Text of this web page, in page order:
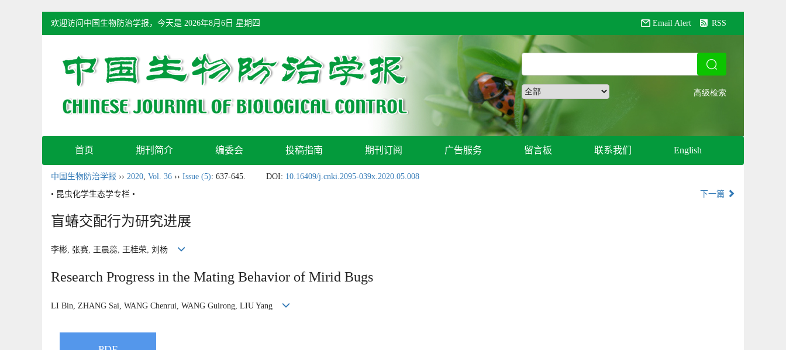
欢迎访问中国生物防治学报，今天是 2026年8月6日 星期四 Email Alert RSS
首页 期刊简介 编委会 投稿指南 期刊订阅 广告服务 留言板 联系我们 English
中国生物防治学报 ›› 2020, Vol. 36 ›› Issue (5): 637-645. DOI: 10.16409/j.cnki.2095-039x.2020.05.008
• 昆虫化学生态学专栏 •
下一篇
盲蝽交配行为研究进展
李彬, 张赛, 王晨蕊, 王桂荣, 刘杨
Research Progress in the Mating Behavior of Mirid Bugs
LI Bin, ZHANG Sai, WANG Chenrui, WANG Guirong, LIU Yang